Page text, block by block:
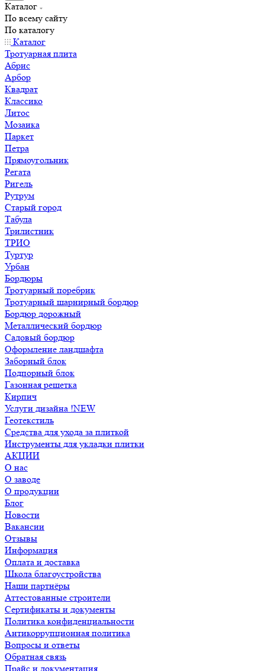
Каталог
По всему сайту
По каталогу
Каталог
Тротуарная плита
Абрис
Арбор
Квадрат
Классико
Литос
Мозаика
Паркет
Петра
Прямоугольник
Регата
Ригель
Рутрум
Старый город
Табула
Трилистник
ТРИО
Туртур
Урбан
Бордюры
Тротуарный поребрик
Тротуарный шарнирный бордюр
Бордюр дорожный
Металлический бордюр
Садовый бордюр
Оформление ландшафта
Заборный блок
Подпорный блок
Газонная решетка
Кирпич
Услуги дизайна !NEW
Геотекстиль
Средства для ухода за плиткой
Инструменты для укладки плитки
АКЦИИ
О нас
О заводе
О продукции
Блог
Новости
Вакансии
Отзывы
Информация
Оплата и доставка
Школа благоустройства
Наши партнёры
Аттестованные строители
Сертификаты и документы
Политика конфиденциальности
Антикоррупционная политика
Вопросы и ответы
Обратная связь
Прайс и документация